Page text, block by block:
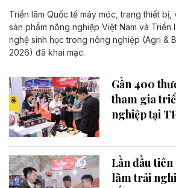
Triển lãm Quốc tế máy móc, trang thiết
sản phẩm nông nghiệp Việt Nam và Triển
nghệ sinh học trong nông nghiệp (Agri &
2026) đã khai mạc.
Gần 400
tham gia
nghiệp tại
Lần đầu
lãm trải